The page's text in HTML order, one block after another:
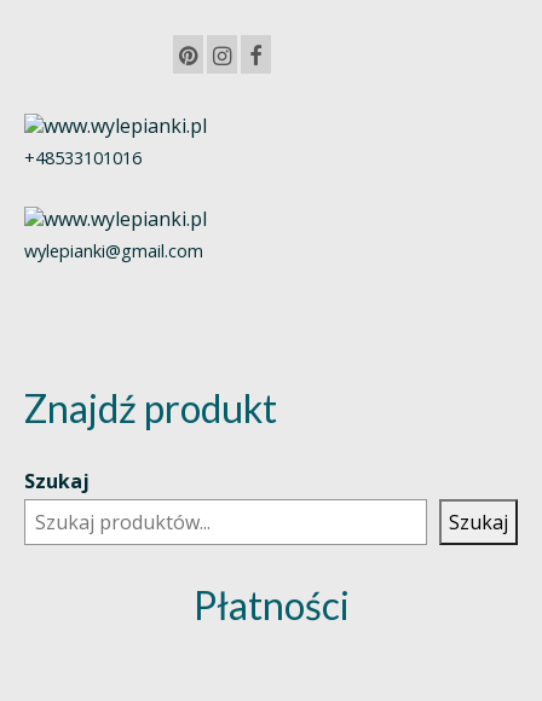
+48533101016
wylepianki@gmail.com
Znajdź produkt
Szukaj
Szukaj
Płatności